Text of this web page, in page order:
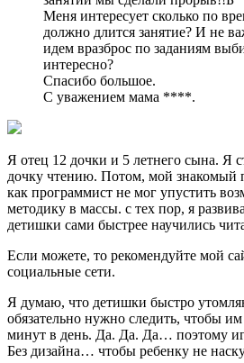
Меня интересует сколько по
должно длится занятие? И не
идем вразброс по заданиям
интересно?
Спасибо большое.
С уважением мама ****.
Я отец 12 дочки и 5 летнего сына. Я
дочку чтению. Потом, мой знакомый
как программист не мог упустить
методику в массы. с тех пор, я
детишки сами быстрее научились
Если можете, то рекомендуйте мой
социальные сети.
Я думаю, что детишки быстро
обязательно нужно следить, чтобы
минут в день. Да. Да. Да… поэтому
Без дизайна… чтобы ребенку не